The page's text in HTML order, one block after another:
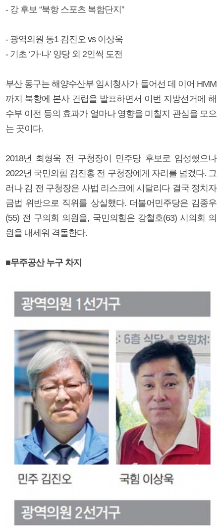
- 강 후보 “북항 스포츠 복합단지”
- 광역의원 동1 김진오 vs 이상욱
- 기초 ‘가·나’ 양당 외 2인씩 도전
부산 동구는 해양수산부 임시청사가 들어선 데 이어 HMM
까지 북항에 본사 건립을 발표하면서 이번 지방선거에 해
수부 이전 등의 효과가 얼마나 영향을 미칠지 관심을 모으
는 곳이다.
2018년 최형욱 전 구청장이 민주당 후보로 입성했으나
2022년 국민의힘 김진홍 전 구청장에게 자리를 넘겼다. 그
러나 김 전 구청장은 사법 리스크에 시달리다 결국 정치자
금법 위반으로 직위를 상실했다. 더불어민주당은 김종우
(55) 전 구의회 의원을, 국민의힘은 강철호(63) 시의회 의
원을 내세워 격돌한다.
■무주공산 누구 차지